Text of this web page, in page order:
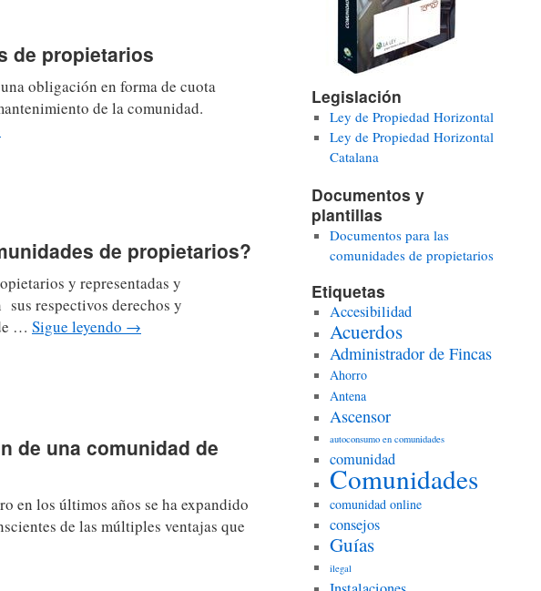
de propietarios
obligación en forma de cuota
de la comunidad.
de propietarios?
y representadas y
sus respectivos derechos y
… Sigue leyendo →
de una comunidad de
en los últimos años se ha expandido
de las múltiples ventajas que
Legislación
Ley de Propiedad Horizontal
Ley de Propiedad Horizontal
Catalana
Documentos y
plantillas
Documentos para las
comunidades de propietarios
Etiquetas
Accesibilidad
Acuerdos
Administrador de Fincas
Ahorro
Antena
Ascensor
autoconsumo en comunidades
comunidad
Comunidades
comunidad online
consejos
Guías
ilegal